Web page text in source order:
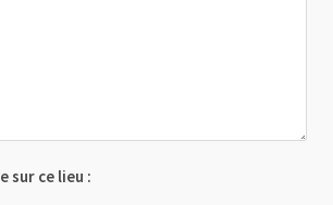
sur ce lieu :